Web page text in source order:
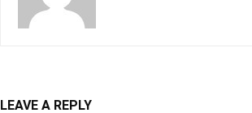
LEAVE A REPLY